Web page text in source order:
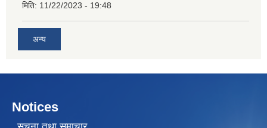
मिति: 11/22/2023 - 19:48
अन्य
Notices